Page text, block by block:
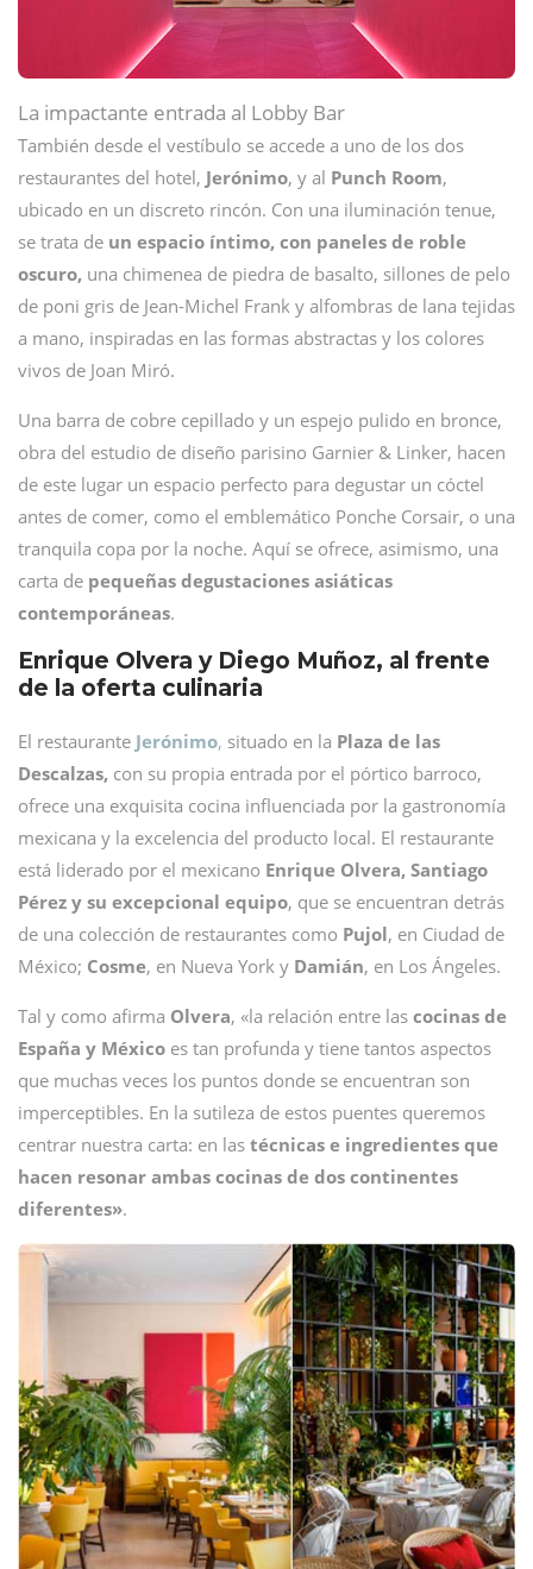
La impactante entrada al Lobby Bar
También desde el vestíbulo se accede a uno de los dos
restaurantes del hotel, Jerónimo, y al Punch Room,
ubicado en un discreto rincón. Con una iluminación tenue,
se trata de un espacio íntimo, con paneles de roble
oscuro, una chimenea de piedra de basalto, sillones de pelo
de poni gris de Jean-Michel Frank y alfombras de lana tejidas
a mano, inspiradas en las formas abstractas y los colores
vivos de Joan Miró.
Una barra de cobre cepillado y un espejo pulido en bronce,
obra del estudio de diseño parisino Garnier & Linker, hacen
de este lugar un espacio perfecto para degustar un cóctel
antes de comer, como el emblemático Ponche Corsair, o una
tranquila copa por la noche. Aquí se ofrece, asimismo, una
carta de pequeñas degustaciones asiáticas
contemporáneas.
Enrique Olvera y Diego Muñoz, al frente
de la oferta culinaria
El restaurante Jerónimo, situado en la Plaza de las
Descalzas, con su propia entrada por el pórtico barroco,
ofrece una exquisita cocina influenciada por la gastronomía
mexicana y la excelencia del producto local. El restaurante
está liderado por el mexicano Enrique Olvera, Santiago
Pérez y su excepcional equipo, que se encuentran detrás
de una colección de restaurantes como Pujol, en Ciudad de
México; Cosme, en Nueva York y Damián, en Los Ángeles.
Tal y como afirma Olvera, «la relación entre las cocinas de
España y México es tan profunda y tiene tantos aspectos
que muchas veces los puntos donde se encuentran son
imperceptibles. En la sutileza de estos puentes queremos
centrar nuestra carta: en las técnicas e ingredientes que
hacen resonar ambas cocinas de dos continentes
diferentes».